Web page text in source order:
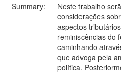
Summary:
Neste trabalho
considerações
aspectos
reminiscências do
caminhando
que advoga pela
política.